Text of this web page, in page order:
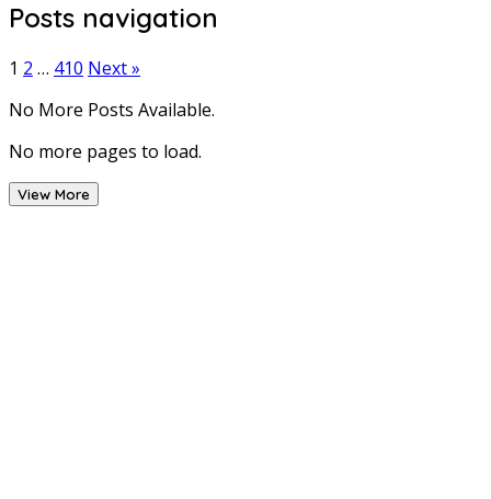
Posts navigation
1 2 … 410 Next »
No More Posts Available.
No more pages to load.
View More